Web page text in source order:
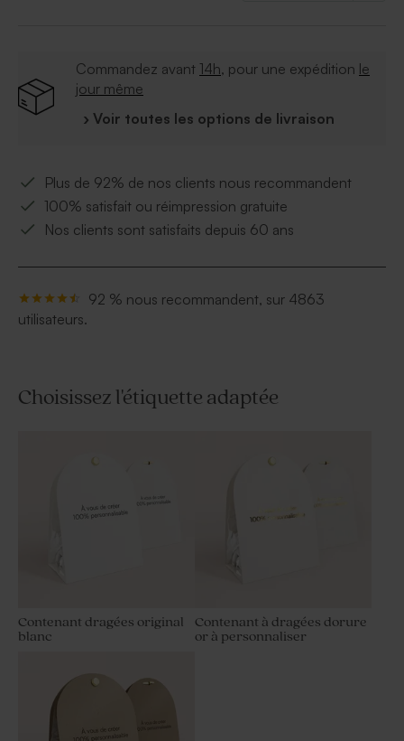
Commandez avant 14h, pour une expédition le
jour même
› Voir toutes les options de livraison
Plus de 92% de nos clients nous recommandent
100% satisfait ou réimpression gratuite
Nos clients sont satisfaits depuis 60 ans
92 % nous recommandent, sur 4863
utilisateurs.
Choisissez l'étiquette adaptée
Contenant dragées original
blanc
Contenant à dragées dorure
or à personnaliser